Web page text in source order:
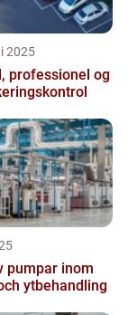
2025
professionel og
pumpar inom
ytbehandling